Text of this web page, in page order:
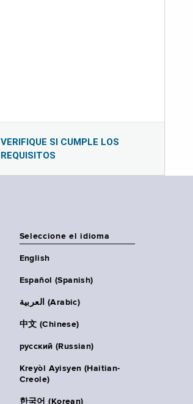
VERIFIQUE SI CUMPLE LOS
REQUISITOS
Seleccione el idioma
English
Español (Spanish)
العربية (Arabic)
中文 (Chinese)
русский (Russian)
Kreyòl Ayisyen (Haitian-
Creole)
한국어 (Korean)